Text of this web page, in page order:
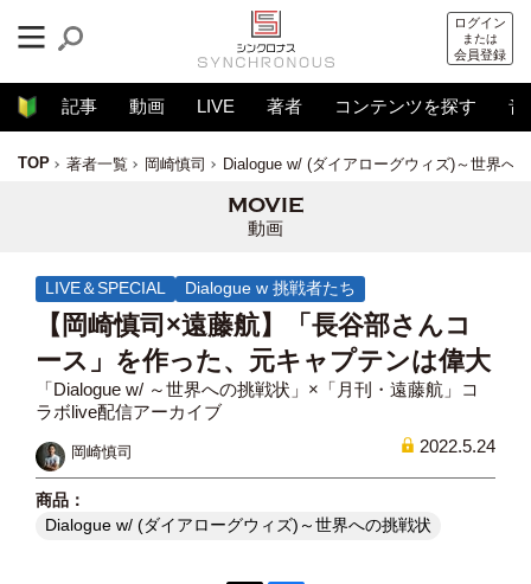
ログイン
または
会員登録
記事 動画 LIVE 著者 コンテンツを探す 音
TOP 著者一覧 岡崎慎司 Dialogue w/ (ダイアローグウィズ)～世界へ
動画
LIVE＆SPECIAL Dialogue w 挑戦者たち
【岡崎慎司×遠藤航】「長谷部さんコ
ース」を作った、元キャプテンは偉大
「Dialogue w/ ～世界への挑戦状」×「月刊・遠藤航」コ
ラボlive配信アーカイブ
岡崎慎司 2022.5.24
Dialogue w/ (ダイアローグウィズ)～世界への挑戦状